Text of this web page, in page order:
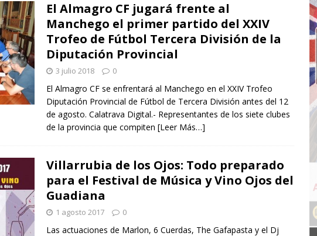
[ 5 agosto 2026 ] Las Fiestas del Barrio de Santa María llenarán de tradición, música y
deporte el verano de Bolaños de Calatrava del 14 al 16 de agosto
[ 5 agosto 2026 ] Almagro se vuelca con la Virgen de las Nieves en una jornada
marcada por la devoción y el relevo en la Diputación
[ 6 agosto 2026 ] La Banda Maestro Víctor Sancho de Bolaños de Calatrava, invitada
de honor en el estreno del Encuentro de Bandas de Alcázar de San Juan
CULTURA
El Almagro CF jugará frente al
Manchego el primer partido del XXIV
Trofeo de Fútbol Tercera División de la
Diputación Provincial
3 julio 2018 0
El Almagro CF se enfrentará al Manchego en el XXIV Trofeo
Diputación Provincial de Fútbol de Tercera División antes del 12
de agosto. Calatrava Digital.- Representantes de los siete clubes
de la provincia que compiten [Leer Más…]
Villarrubia de los Ojos: Todo preparado
para el Festival de Música y Vino Ojos del
Guadiana
1 agosto 2017 0
Las actuaciones de Marlon, 6 Cuerdas, The Gafapasta y el Dj